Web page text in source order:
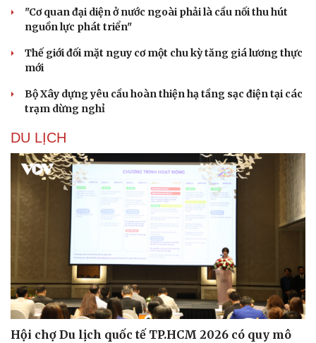
"Cơ quan đại diện ở nước ngoài phải là cầu nối thu hút
nguồn lực phát triển"
Thế giới đối mặt nguy cơ một chu kỳ tăng giá lương thực
mới
Bộ Xây dựng yêu cầu hoàn thiện hạ tầng sạc điện tại các
trạm dừng nghỉ
DU LỊCH
Hội chợ Du lịch quốc tế TP.HCM 2026 có quy mô